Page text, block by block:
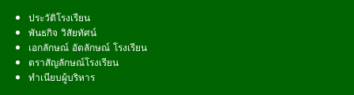
ประวัติโรงเรียน
พันธกิจ วิสัยทัศน์
เอกลักษณ์ อัตลักษณ์ โรงเรียน
ตราสัญลักษณ์โรงเรียน
ทำเนียบผู้บริหาร